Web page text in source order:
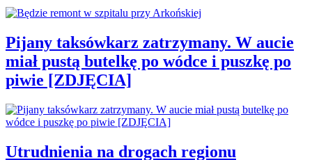
Pijany taksówkarz zatrzymany. W aucie
miał pustą butelkę po wódce i puszkę po
piwie [ZDJĘCIA]
Utrudnienia na drogach regionu